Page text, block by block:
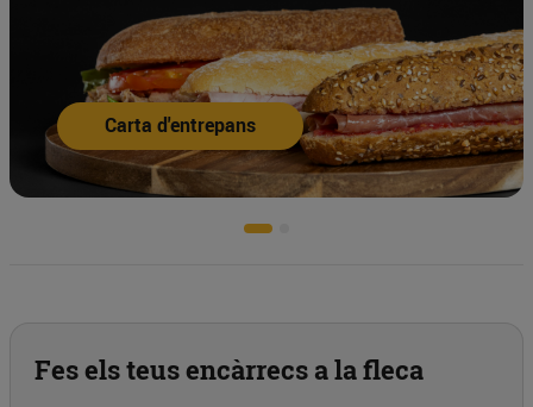
Carta de pizzes
Fes els teus encàrrecs a la fleca